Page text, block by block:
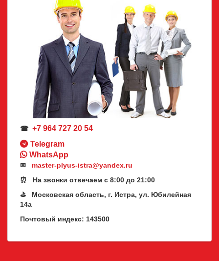
☎ +7 964 727 20 54
Telegram
WhatsApp
✉ master-plyus-istra@yandex.ru
⏰ На звонки отвечаем с 8:00 до 21:00
⛳ Московская область, г. Истра, ул. Юбилейная
14а
Почтовый индекс: 143500